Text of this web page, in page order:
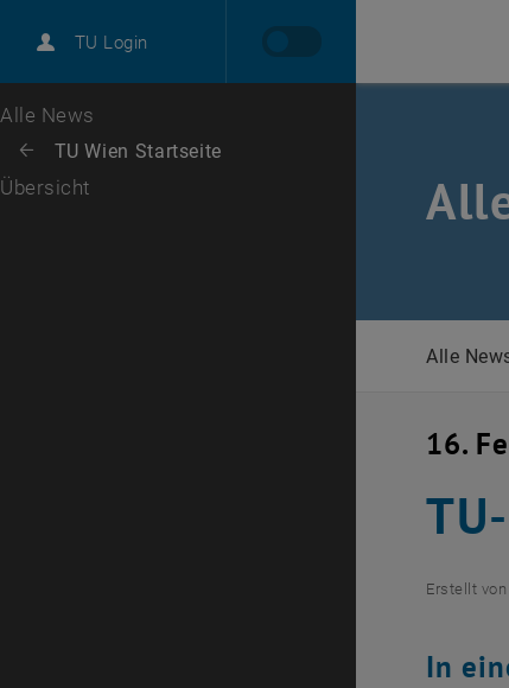
TU Login
Karriere
Zur 1. Menü Ebene
Alle News
Zurück: Subseiten von TU Wien Startseite auflisten
Zurück zur letzten Ebene:
TU Wien Startseite
Übersicht
Alle
16.
Erstellt von
In